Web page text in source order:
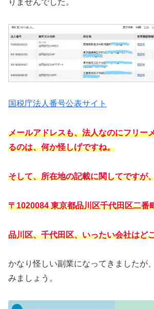
りませんでした。
国税庁法人番号公表サイト
メールアドレスも、法人なのにフリー
るのは、何か怪しげですね。
そして、所在地の記載に関してですが
〒1020084 東京都品川区千代田区二番
品川区、千代田区、いったい会社はど
かなり怪しい副業になってきましたが
みましょう。